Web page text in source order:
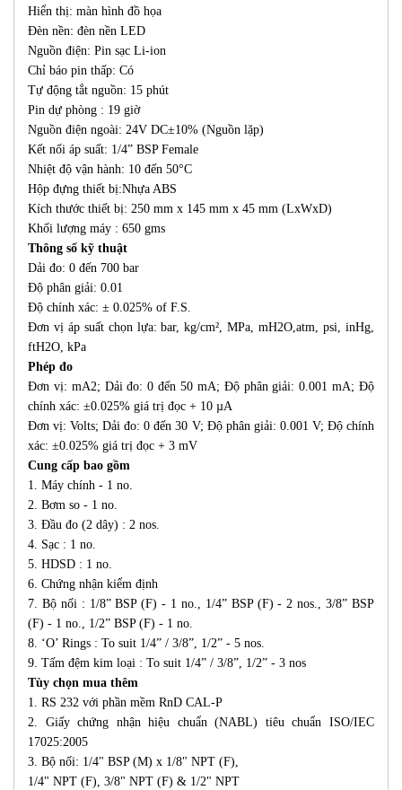
Hiển thị: màn hình đồ họa
Đèn nền: đèn nền LED
Nguồn điện: Pin sạc Li-ion
Chỉ báo pin thấp: Có
Tự động tắt nguồn: 15 phút
Pin dự phòng : 19 giờ
Nguồn điện ngoài: 24V DC±10% (Nguồn lặp)
Kết nối áp suất: 1/4” BSP Female
Nhiệt độ vận hành: 10 đến 50°C
Hộp đựng thiết bị:Nhựa ABS
Kích thước thiết bị: 250 mm x 145 mm x 45 mm (LxWxD)
Khối lượng máy : 650 gms
Thông số kỹ thuật
Dải đo: 0 đến 700 bar
Độ phân giải: 0.01
Độ chính xác: ± 0.025% of F.S.
Đơn vị áp suất chọn lựa: bar, kg/cm², MPa, mH2O,atm, psi, inHg,
ftH2O, kPa
Phép đo
Đơn vị: mA2; Dải đo: 0 đến 50 mA; Độ phân giải: 0.001 mA; Độ
chính xác: ±0.025% giá trị đọc + 10 µA
Đơn vị: Volts; Dải đo: 0 đến 30 V; Độ phân giải: 0.001 V; Độ chính
xác: ±0.025% giá trị đọc + 3 mV
Cung cấp bao gồm
1. Máy chính - 1 no.
2. Bơm so - 1 no.
3. Đầu đo (2 dây) : 2 nos.
4. Sạc : 1 no.
5. HDSD : 1 no.
6. Chứng nhận kiểm định
7. Bộ nối : 1/8” BSP (F) - 1 no., 1/4” BSP (F) - 2 nos., 3/8” BSP
(F) - 1 no., 1/2” BSP (F) - 1 no.
8. ‘O’ Rings : To suit 1/4” / 3/8”, 1/2” - 5 nos.
9. Tấm đệm kim loại : To suit 1/4” / 3/8”, 1/2” - 3 nos
Tùy chọn mua thêm
1. RS 232 với phần mềm RnD CAL-P
2. Giấy chứng nhận hiệu chuẩn (NABL) tiêu chuẩn ISO/IEC
17025:2005
3. Bộ nối: 1/4" BSP (M) x 1/8" NPT (F),
1/4" NPT (F), 3/8" NPT (F) & 1/2" NPT